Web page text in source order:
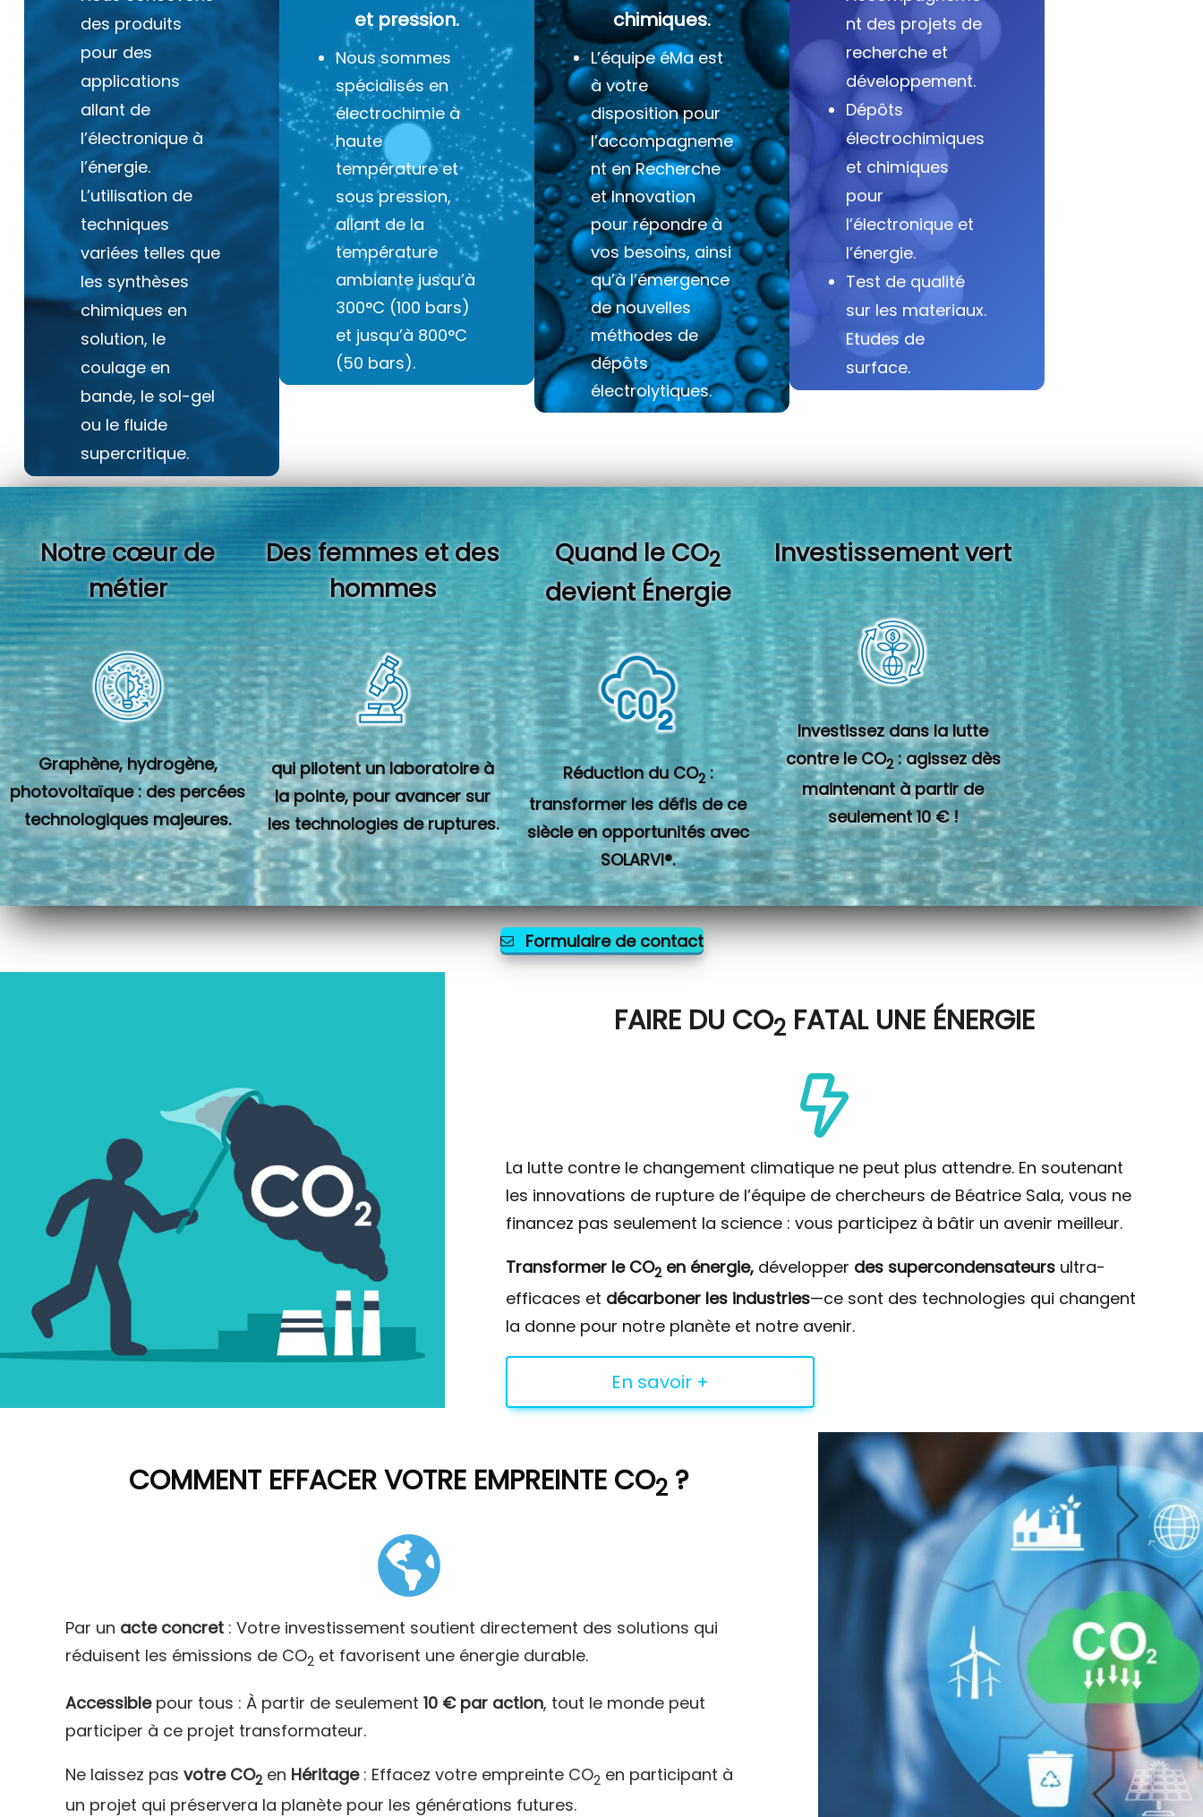
des produits
pour des
applications
allant de
l’électronique à
l’énergie.
L’utilisation de
techniques
variées telles que
les synthèses
chimiques en
solution, le
coulage en
bande, le sol-gel
ou le fluide
supercritique.
et pression.
Nous sommes
spécialisés en
électrochimie à
haute
température et
sous pression,
allant de la
température
ambiante jusqu’à
300°C (100 bars)
et jusqu’à 800°C
(50 bars).
chimiques.
L’équipe éMa est
à votre
disposition pour
l’accompagneme
nt en Recherche
et Innovation
pour répondre à
vos besoins, ainsi
qu’à l’émergence
de nouvelles
méthodes de
dépôts
électrolytiques.
nt des projets de
recherche et
développement.
Dépôts
électrochimiques
et chimiques
pour
l’électronique et
l’énergie.
Test de qualité
sur les materiaux.
Etudes de
surface.
Notre cœur de
métier
Graphène, hydrogène,
photovoltaïque : des percées
technologiques majeures.
Des femmes et des
hommes
qui pilotent un laboratoire à
la pointe, pour avancer sur
les technologies de ruptures.
Quand le CO2
devient Énergie
Réduction du CO2 :
transformer les défis de ce
siècle en opportunités avec
SOLARVI®.
Investissement vert
Investissez dans la lutte
contre le CO2 : agissez dès
maintenant à partir de
seulement 10 € !
Formulaire de contact
FAIRE DU CO2FATAL UNE ÉNERGIE
La lutte contre le changement climatique ne peut plus attendre. En soutenant
les innovations de rupture de l’équipe de chercheurs de Béatrice Sala, vous ne
financez pas seulement la science : vous participez à bâtir un avenir meilleur.
Transformer le CO2 en énergie, développer des supercondensateurs ultra-
efficaces et décarboner les industries—ce sont des technologies qui changent
la donne pour notre planète et notre avenir.
En savoir +
COMMENT EFFACER VOTRE EMPREINTE CO2 ?
Par un acte concret : Votre investissement soutient directement des solutions qui
réduisent les émissions de CO2 et favorisent une énergie durable.
Accessiblepour tous : À partir de seulement10 € par action, tout le monde peut
participer à ce projet transformateur.
Ne laissez pasvotre CO2 en Héritage: Effacez votre empreinte CO2 en participant à
un projet qui préservera la planète pour les générations futures.